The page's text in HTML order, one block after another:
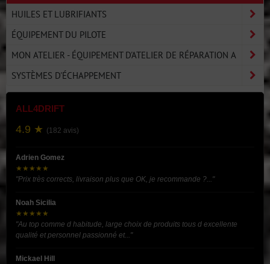
HUILES ET LUBRIFIANTS
ÉQUIPEMENT DU PILOTE
MON ATELIER - ÉQUIPEMENT D'ATELIER DE RÉPARATION A
SYSTÈMES D'ÉCHAPPEMENT
ALL4DRIFT
4.9 ★ (182 avis)
Adrien Gomez
★★★★★
"Prix très corrects, livraison plus que OK, je recommande ?..."
Noah Sicilia
★★★★★
"Au top comme d habitude, large choix de produits tous d excellente
qualité et personnel passionné et..."
Mickael Hill